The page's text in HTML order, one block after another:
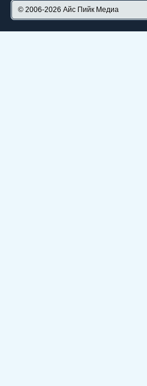
© 2006-2026 Айс Пийк Медиа